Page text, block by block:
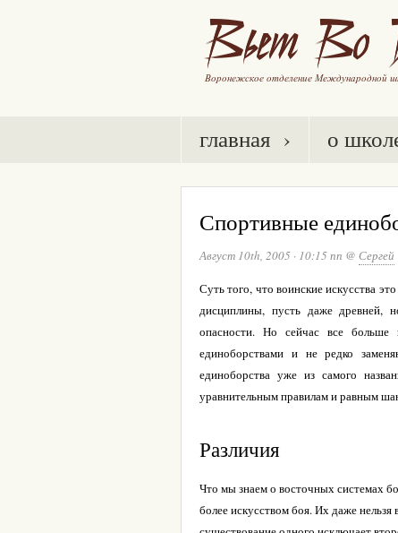
главная › о
Спортивные
Август 10th, 2005 · 10:15 пп @ Сергей
Суть того, что воинские искусства
дисциплины, пусть даже древней,
опасности. Но сейчас все
единоборствами и не редко
единоборства уже из самого
уравнительным правилам и равным
Различия
Что мы знаем о восточных системах
более искусством боя. Их даже